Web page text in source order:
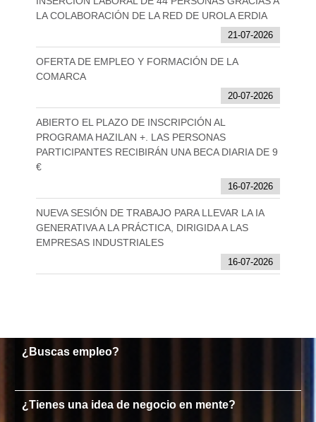
LA COLABORACIÓN DE LA RED DE UROLA ERDIA
21-07-2026
OFERTA DE EMPLEO Y FORMACIÓN DE LA
COMARCA
20-07-2026
ABIERTO EL PLAZO DE INSCRIPCIÓN AL
PROGRAMA HAZILAN +. LAS PERSONAS
PARTICIPANTES RECIBIRÁN UNA BECA DIARIA DE 9
€
16-07-2026
NUEVA SESIÓN DE TRABAJO PARA LLEVAR LA IA
GENERATIVA A LA PRÁCTICA, DIRIGIDA A LAS
EMPRESAS INDUSTRIALES
16-07-2026
¿Buscas empleo?
¿Tienes una idea de negocio en mente?